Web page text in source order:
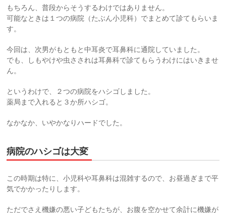
もちろん、普段からそうするわけではありません。
可能なときは１つの病院（たぶん小児科）でまとめて診てもらいま
す。
今回は、次男がもともと中耳炎で耳鼻科に通院していました。
でも、しもやけや虫さされは耳鼻科で診てもらうわけにはいきませ
ん。
というわけで、２つの病院をハシゴしました。
薬局まで入れると３か所ハシゴ。
なかなか、いやかなりハードでした。
病院のハシゴは大変
この時期は特に、小児科や耳鼻科は混雑するので、お昼過ぎまで平
気でかかったりします。
ただでさえ機嫌の悪い子どもたちが、お腹を空かせて余計に機嫌が